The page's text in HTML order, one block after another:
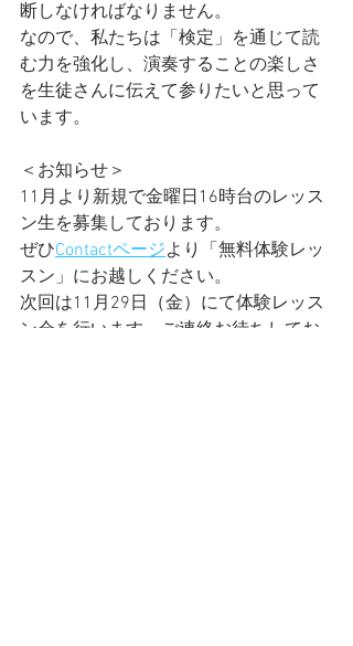
断しなければなりません。
なので、私たちは「検定」を通じて読
む力を強化し、演奏することの楽しさ
を生徒さんに伝えて参りたいと思って
います。
＜お知らせ＞
11月より新規で金曜日16時台のレッス
ン生を募集しております。
ぜひContactページより「無料体験レッ
スン」にお越しください。
次回は11月29日（金）にて体験レッス
ン会を行います。ご連絡お待ちしてお